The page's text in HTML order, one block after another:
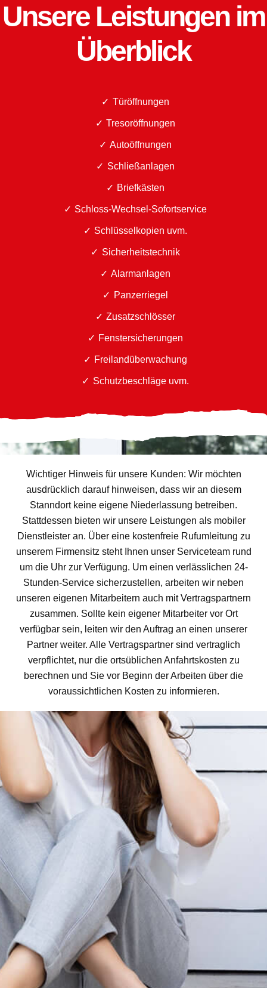
Unsere Leistungen im
Überblick
Türöffnungen
Tresoröffnungen
Autoöffnungen
Schließanlagen
Briefkästen
Schloss-Wechsel-Sofortservice
Schlüsselkopien uvm.
Sicherheitstechnik
Alarmanlagen
Panzerriegel
Zusatzschlösser
Fenstersicherungen
Freilandüberwachung
Schutzbeschläge uvm.
Wichtiger Hinweis für unsere Kunden: Wir möchten
ausdrücklich darauf hinweisen, dass wir an diesem
Stanndort keine eigene Niederlassung betreiben.
Stattdessen bieten wir unsere Leistungen als mobiler
Dienstleister an. Über eine kostenfreie Rufumleitung zu
unserem Firmensitz steht Ihnen unser Serviceteam rund
um die Uhr zur Verfügung. Um einen verlässlichen 24-
Stunden-Service sicherzustellen, arbeiten wir neben
unseren eigenen Mitarbeitern auch mit Vertragspartnern
zusammen. Sollte kein eigener Mitarbeiter vor Ort
verfügbar sein, leiten wir den Auftrag an einen unserer
Partner weiter. Alle Vertragspartner sind vertraglich
verpflichtet, nur die ortsüblichen Anfahrtskosten zu
berechnen und Sie vor Beginn der Arbeiten über die
voraussichtlichen Kosten zu informieren.